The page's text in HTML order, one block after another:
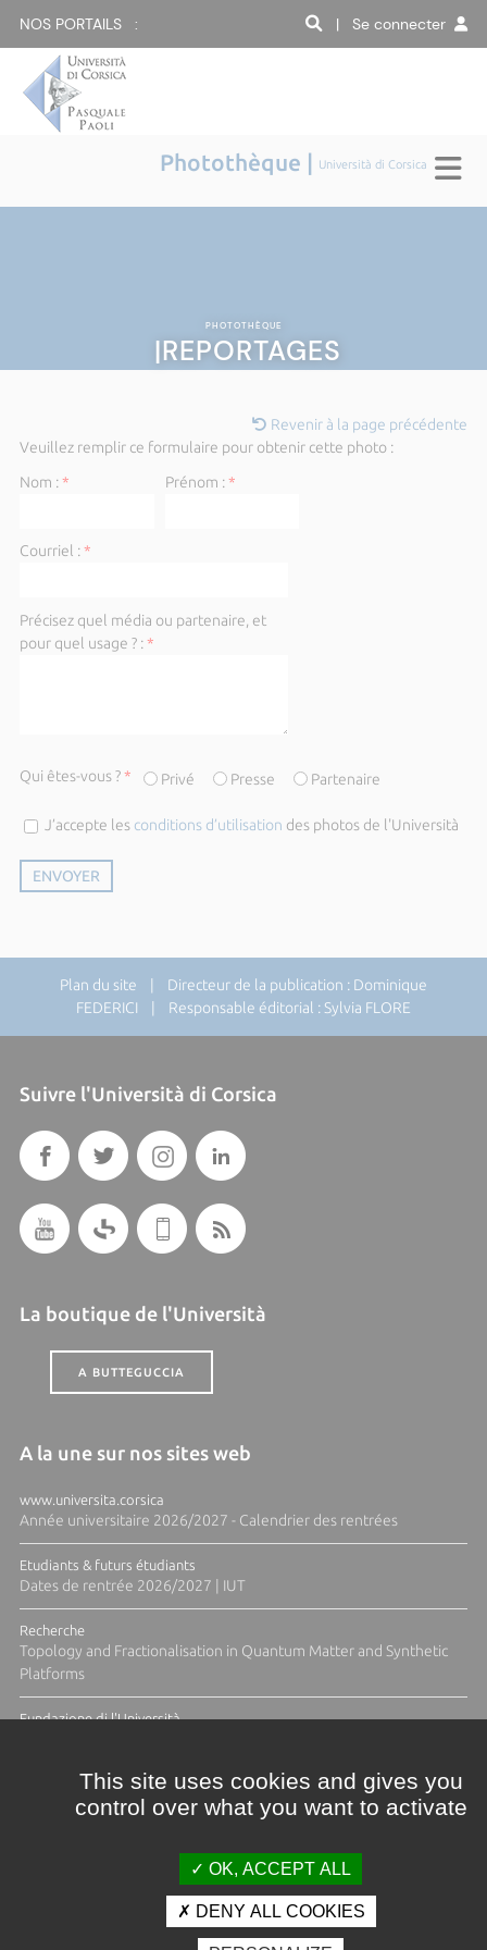
NOS PORTAILS : | Se connecter
Photothèque | Università di Corsica
PHOTOTHÈQUE
|REPORTAGES
Revenir à la page précédente
Veuillez remplir ce formulaire pour obtenir cette photo :
Nom :* Prénom :*
Courriel :*
Précisez quel média ou partenaire, et
pour quel usage ? :*
Qui êtes-vous ?* Privé Presse Partenaire
J’accepte les conditions d’utilisation des photos de l'Università
Plan du site | Directeur de la publication : Dominique
FEDERICI | Responsable éditorial : Sylvia FLORE
Suivre l'Università di Corsica
La boutique de l'Università
A BUTTEGUCCIA
A la une sur nos sites web
www.universita.corsica
Année universitaire 2026/2027 - Calendrier des rentrées
Etudiants & futurs étudiants
Dates de rentrée 2026/2027 | IUT
Recherche
Topology and Fractionalisation in Quantum Matter and Synthetic
Platforms
Fundazione di l'Università
Crédits et mentions légales
This site uses cookies and gives you
control over what you want to activate
OK, ACCEPT ALL
DENY ALL COOKIES